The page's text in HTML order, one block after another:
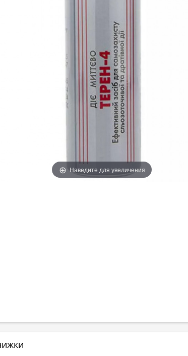
Наведите для увеличения